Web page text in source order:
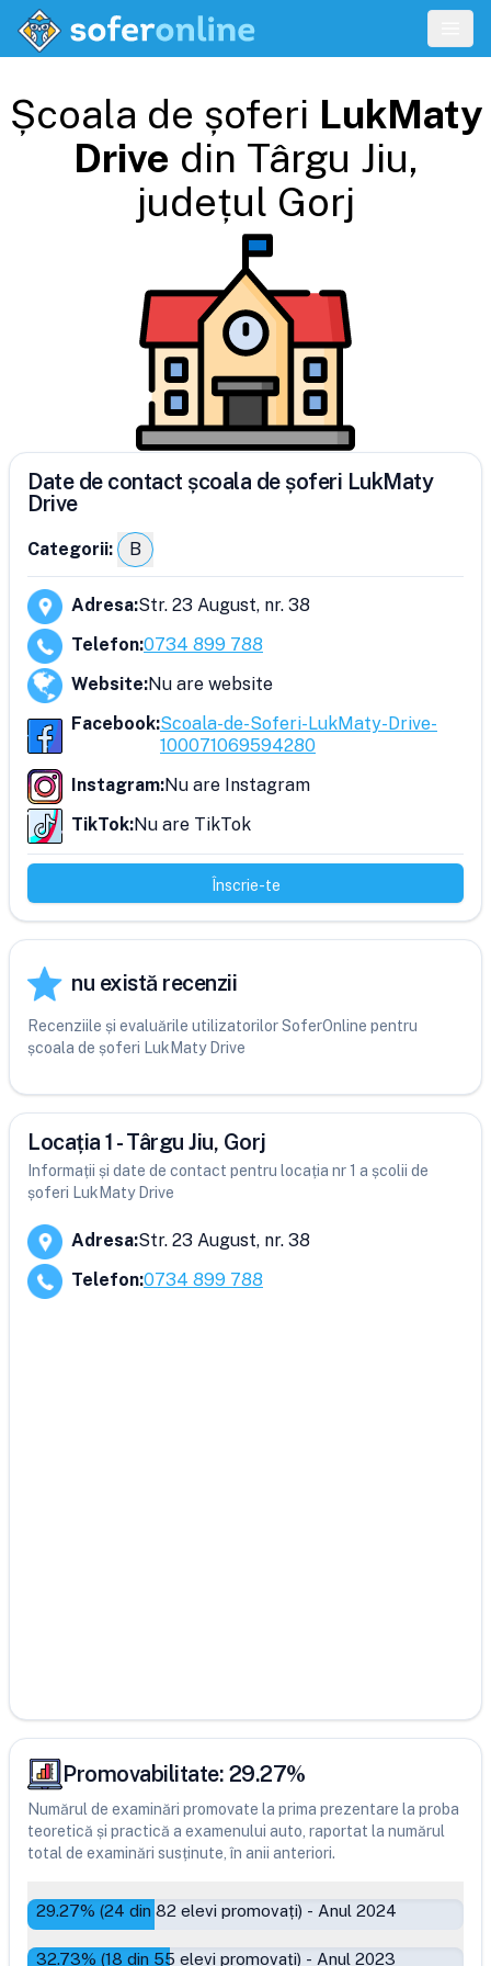
Școala de șoferi LukMaty
Drive din Târgu Jiu,
județul Gorj
Date de contact școala de șoferi LukMaty
Drive
Categorii: B
Adresa:Str. 23 August, nr. 38
Telefon:0734 899 788
Website:Nu are website
Facebook:Scoala-de-Soferi-LukMaty-Drive-
100071069594280
Instagram:Nu are Instagram
TikTok:Nu are TikTok
Înscrie-te
nu există recenzii
Recenziile și evaluările utilizatorilor SoferOnline pentru
școala de șoferi LukMaty Drive
Locația 1 - Târgu Jiu, Gorj
Informații și date de contact pentru locația nr 1 a școlii de
șoferi LukMaty Drive
Adresa:Str. 23 August, nr. 38
Telefon:0734 899 788
Promovabilitate: 29.27%
Numărul de examinări promovate la prima prezentare la proba
teoretică și practică a examenului auto, raportat la numărul
total de examinări susținute, în anii anteriori.
29.27% (24 din 82 elevi promovați) - Anul 2024
32.73% (18 din 55 elevi promovați) - Anul 2023